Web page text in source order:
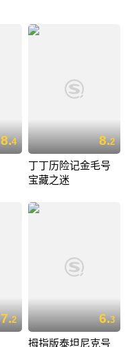
8.4 8.2
丁丁历险记金毛号
宝藏之迷
7.2 6.3
拇指版泰坦尼克号